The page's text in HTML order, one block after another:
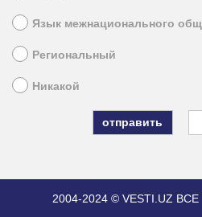
Язык межнационального
Региональный
Никакой
2004-2024 © VESTI.UZ